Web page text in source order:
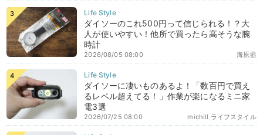
ダイソーのこれ500円って信じられる！？大
人が使いやすい！他所で買ったら高そうな腕
時計
海原藍
2026/08/05 08:00
ダイソーに凄いものあるよ！「数百円で買え
るレベル超えてる！」作業が楽になるミニ家
電3選
michill ライフスタイル
2026/07/25 08:00